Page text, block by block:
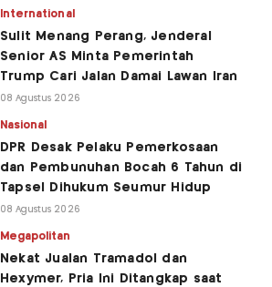
International
Sulit Menang Perang, Jenderal
Senior AS Minta Pemerintah
Trump Cari Jalan Damai Lawan Iran
08 Agustus 2026
Nasional
DPR Desak Pelaku Pemerkosaan
dan Pembunuhan Bocah 6 Tahun di
Tapsel Dihukum Seumur Hidup
08 Agustus 2026
Megapolitan
Nekat Jualan Tramadol dan
Hexymer, Pria Ini Ditangkap saat